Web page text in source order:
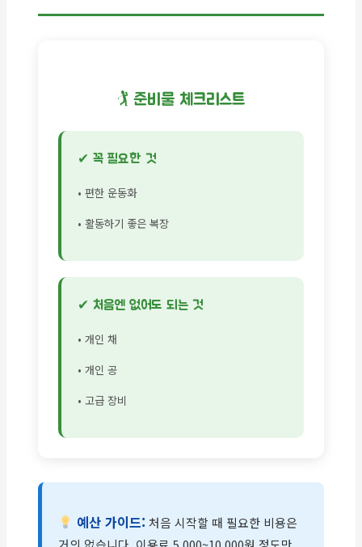
🏌️ 준비물 체크리스트
✔ 꼭 필요한 것
• 편한 운동화
• 활동하기 좋은 복장
✔ 처음엔 없어도 되는 것
• 개인 채
• 개인 공
• 고급 장비
예산 가이드: 처음 시작할 때 필요한 비용은